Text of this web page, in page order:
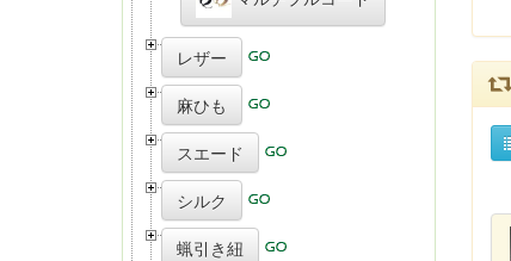
レザー
麻ひも
スエード
シルク
蝋引き紐